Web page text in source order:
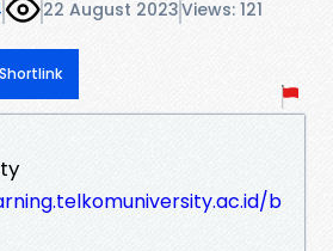
22 August 2023Views: 121
b